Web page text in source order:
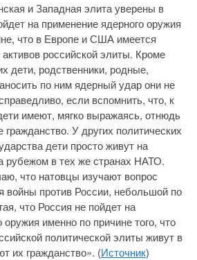
и Западная элита уверены в
на применение ядерного оружия
что в Европе и США имеется
российской элиты. Кроме
дети, родственники, родные,
по ним ядерный удар они не
если вспомнить, что, к
имеют, мягко выражаясь, отнюдь
гражданство. У других политических
дети просто живут на
рубежом в тех же странах НАТО.
что натовцы изучают вопрос
войны против России, небольшой по
что Россия не пойдет на
оружия именно по причине того, что
политической элиты живут в
их гражданство». (Источник)